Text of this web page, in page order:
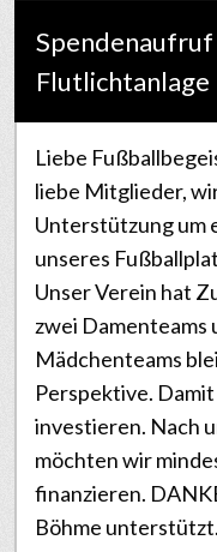
Flutlichtanlage
Liebe
liebe Mitglieder,
Unterstützung um
unseres
Unser Verein hat
zwei Damenteams
Mädchenteams
Perspektive.
investieren. Nach
möchten wir
finanzieren.
Böhme unterstützt.